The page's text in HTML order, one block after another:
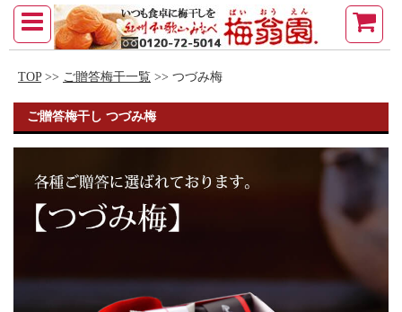
TOP>> ご贈答梅干一覧 >> つづみ梅
ご贈答梅干し つづみ梅